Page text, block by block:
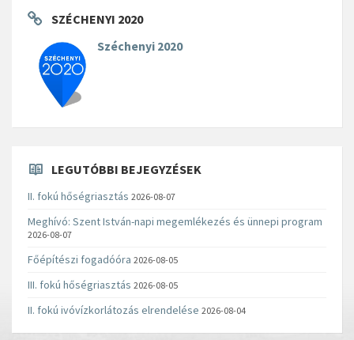
SZÉCHENYI 2020
Széchenyi 2020
LEGUTÓBBI BEJEGYZÉSEK
II. fokú hőségriasztás 2026-08-07
Meghívó: Szent István-napi megemlékezés és ünnepi program
2026-08-07
Főépítészi fogadóóra 2026-08-05
III. fokú hőségriasztás 2026-08-05
II. fokú ivóvízkorlátozás elrendelése 2026-08-04